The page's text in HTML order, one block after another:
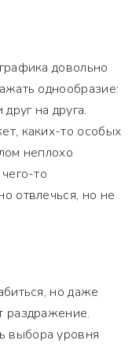
довольно
однообразие:
на друга.
каких-то особых
неплохо
то
отвлечься, но не
но даже
раздражение.
выбора уровня